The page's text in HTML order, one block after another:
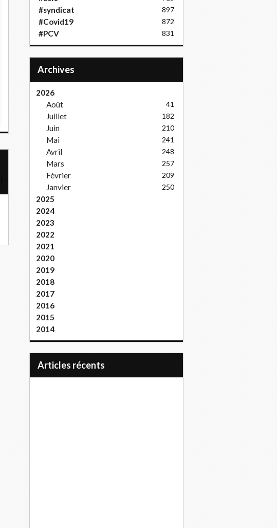
#syndicat 897
#Covid19 872
#PCV 831
Archives
2026
Août
41
Juillet 182
Juin 210
Mai 241
Avril 248
Mars 257
Février 209
Janvier 250
2025
2024
2023
2022
2021
2020
2019
2018
2017
2016
2015
2014
articles récents